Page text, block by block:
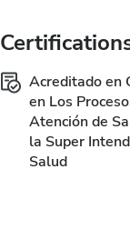
Acreditado en
en Los
Atención de
la Super
Salud